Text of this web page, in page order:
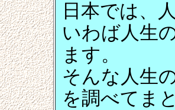
日本では、
いわば人生
ます。
そんな人生
を調べてま